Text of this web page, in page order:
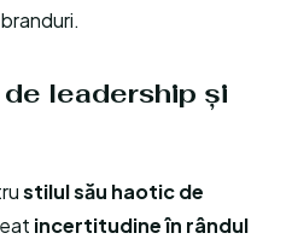
leadership și
stilul său haotic de
incertitudine în rândul